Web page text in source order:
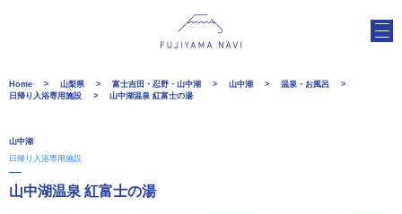
Home 山梨県 富士吉田・忍野・山中湖 山中湖
温泉・お風呂
日帰り入浴専用施設
山中湖温泉 紅富士の湯
山中湖
日帰り入浴専用施設
山中湖温泉 紅富士の湯